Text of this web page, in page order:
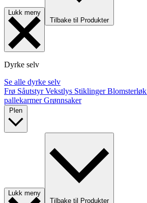
Lukk meny
Tilbake til Produkter
Dyrke selv
Se alle dyrke selv
Frø SåutstyrVekstlys StiklingerBlomsterløk
pallekarmerGrønnsaker
Lukk meny
Tilbake til Produkter